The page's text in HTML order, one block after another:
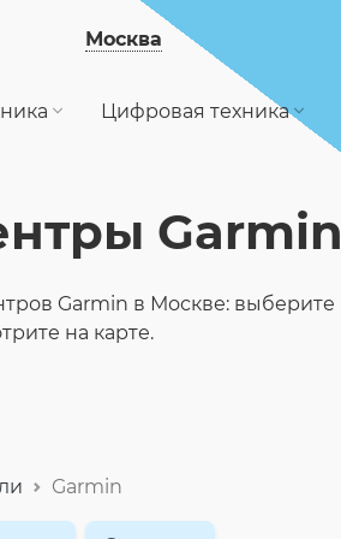
Москва
Цифровая техника
Garmin
Garmin в Москве: выберите
на карте.
Garmin